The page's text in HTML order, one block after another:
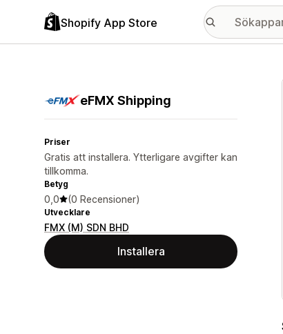
Shopify App Store
eFMX Shipping
Priser
Gratis att installera. Ytterligare avgifter kan
tillkomma.
Betyg
0,0 (0 Recensioner)
Utvecklare
FMX (M) SDN BHD
Installera